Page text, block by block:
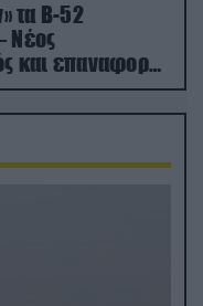
τα Β-52
Νέος
και επαναφορά